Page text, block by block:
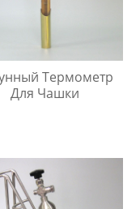
Термометр
Для Чашки